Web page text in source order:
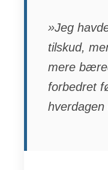
»Jeg
tilskud,
mere
forbedret